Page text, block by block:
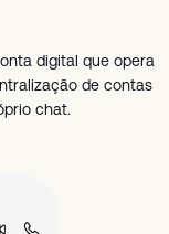
digital que opera
de contas
chat.